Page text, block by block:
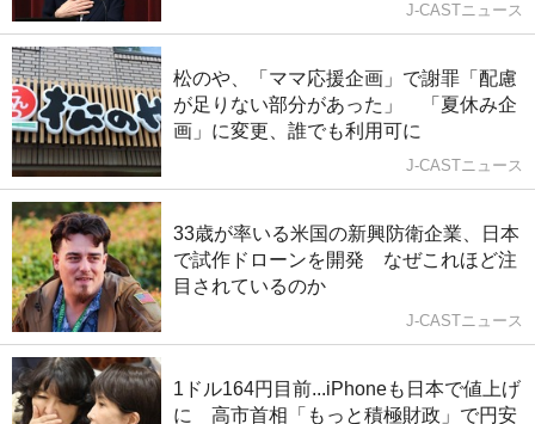
J-CASTニュース
松のや、「ママ応援企画」で謝罪「配慮
が足りない部分があった」 「夏休み企
画」に変更、誰でも利用可に
J-CASTニュース
33歳が率いる米国の新興防衛企業、日本
で試作ドローンを開発 なぜこれほど注
目されているのか
J-CASTニュース
1ドル164円目前...iPhoneも日本で値上げ
に 高市首相「もっと積極財政」で円安